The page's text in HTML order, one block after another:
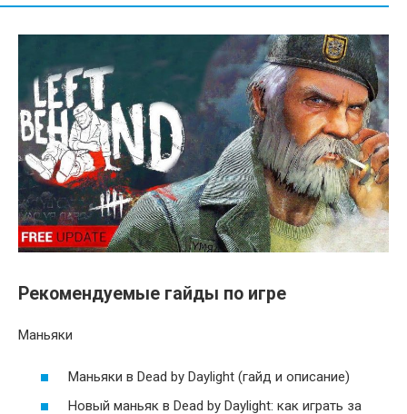
Рекомендуемые гайды по игре
Маньяки
Маньяки в Dead by Daylight (гайд и описание)
Новый маньяк в Dead by Daylight: как играть за